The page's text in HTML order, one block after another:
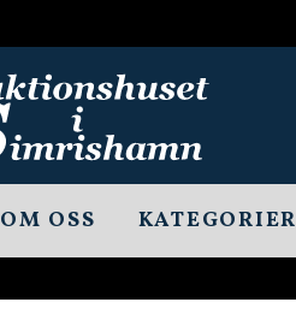
OM OSS KATEGORIER